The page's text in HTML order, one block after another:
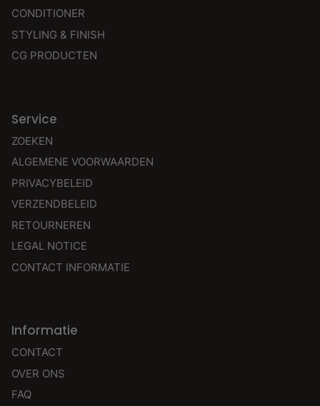
CONDITIONER
STYLING & FINISH
CG PRODUCTEN
Service
ZOEKEN
ALGEMENE VOORWAARDEN
PRIVACYBELEID
VERZENDBELEID
RETOURNEREN
LEGAL NOTICE
CONTACT INFORMATIE
Informatie
CONTACT
OVER ONS
FAQ